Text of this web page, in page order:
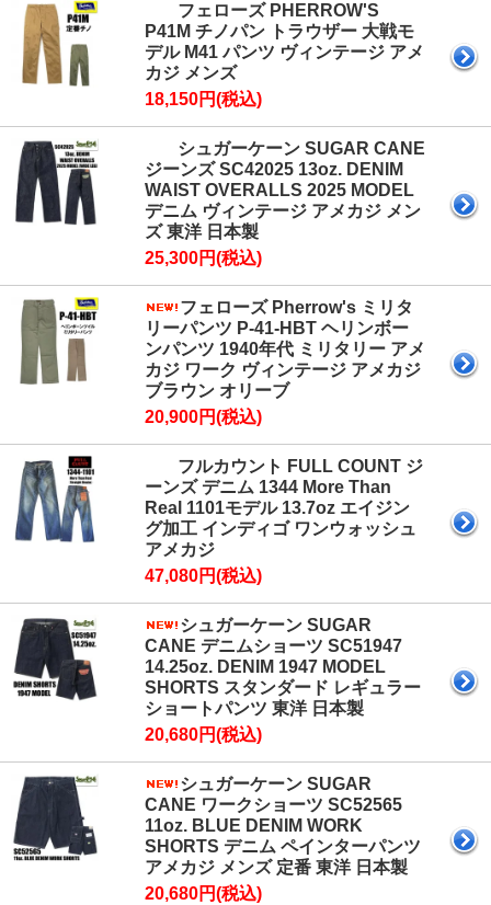
フェローズ PHERROW'S
P41M チノパン トラウザー 大戦モ
デル M41 パンツ ヴィンテージ アメ
カジ メンズ
18,150円(税込)
シュガーケーン SUGAR CANE
ジーンズ SC42025 13oz. DENIM
WAIST OVERALLS 2025 MODEL
デニム ヴィンテージ アメカジ メン
ズ 東洋 日本製
25,300円(税込)
フェローズ Pherrow's ミリタ
リーパンツ P-41-HBT ヘリンボー
ンパンツ 1940年代 ミリタリー アメ
カジ ワーク ヴィンテージ アメカジ
ブラウン オリーブ
20,900円(税込)
フルカウント FULL COUNT ジ
ーンズ デニム 1344 More Than
Real 1101モデル 13.7oz エイジン
グ加工 インディゴ ワンウォッシュ
アメカジ
47,080円(税込)
シュガーケーン SUGAR
CANE デニムショーツ SC51947
14.25oz. DENIM 1947 MODEL
SHORTS スタンダード レギュラー
ショートパンツ 東洋 日本製
20,680円(税込)
シュガーケーン SUGAR
CANE ワークショーツ SC52565
11oz. BLUE DENIM WORK
SHORTS デニム ペインターパンツ
アメカジ メンズ 定番 東洋 日本製
20,680円(税込)